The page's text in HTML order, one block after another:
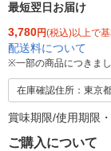
最短翌日お届け
3,780円(税込)以上で
配送料について
※一部の商品につきま
在庫確認住所：東京
賞味期限/使用期限
ご購入について